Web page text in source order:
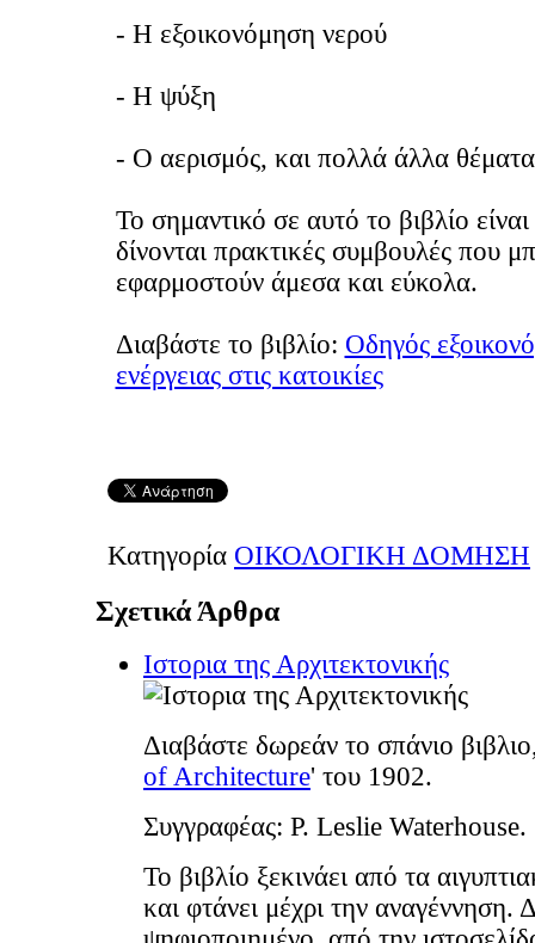
- Η εξοικονόμηση νερού
- Η ψύξη
- Ο αερισμός, και πολλά άλλα θέματα
Το σημαντικό σε αυτό το βιβλίο είναι
δίνονται πρακτικές συμβουλές που
εφαρμοστούν άμεσα και εύκολα.
Διαβάστε το βιβλίο: Οδηγός
ενέργειας στις κατοικίες
Κατηγορία ΟΙΚΟΛΟΓΙΚΗ ΔΟΜΗΣΗ
Σχετικά Άρθρα
Ιστορια της Αρχιτεκτονικής
Διαβάστε δωρεάν το σπάνιο
of Architecture' του 1902.
Συγγραφέας: P. Leslie Waterhouse.
Το βιβλίο ξεκινάει από τα
και φτάνει μέχρι την αναγέννηση.